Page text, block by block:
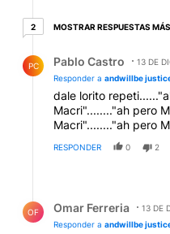
22 respuestas más
MOSTRAR RESPUESTAS
PC Pablo Castro
13 DE
Responder a andwillbe
dale lorito
Macri"........"ah pero
Macri"........"ah pero
RESPONDER 0 2
OF Omar Ferreria
13 DE
Responder a andwillbe